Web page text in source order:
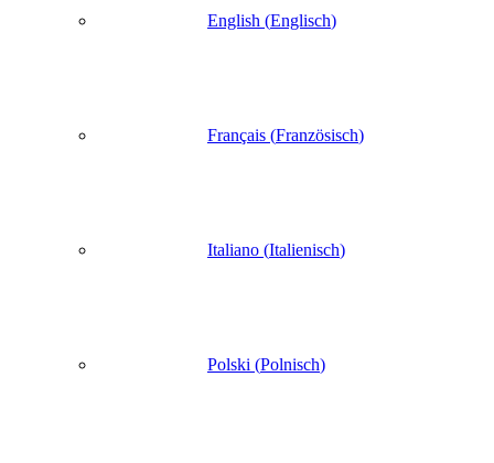
English (Englisch)
Français (Französisch)
Italiano (Italienisch)
Polski (Polnisch)